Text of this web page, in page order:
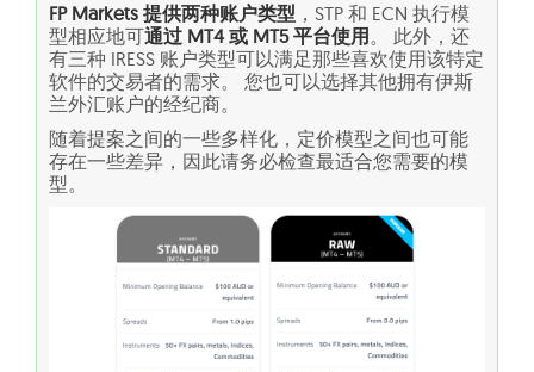
FP Markets 提供两种账户类型 ，STP 和 ECN 执行模
型相应地可通过 MT4 或 MT5 平台使用 。 此外，还
有三种 IRESS 账户类型可以满足那些喜欢使用该特定
软件的交易者的需求。 您也可以选择其他拥有伊斯
兰外汇账户的经纪商。
随着提案之间的一些多样化，定价模型之间也可能
存在一些差异，因此请务必检查最适合您需要的模
型。